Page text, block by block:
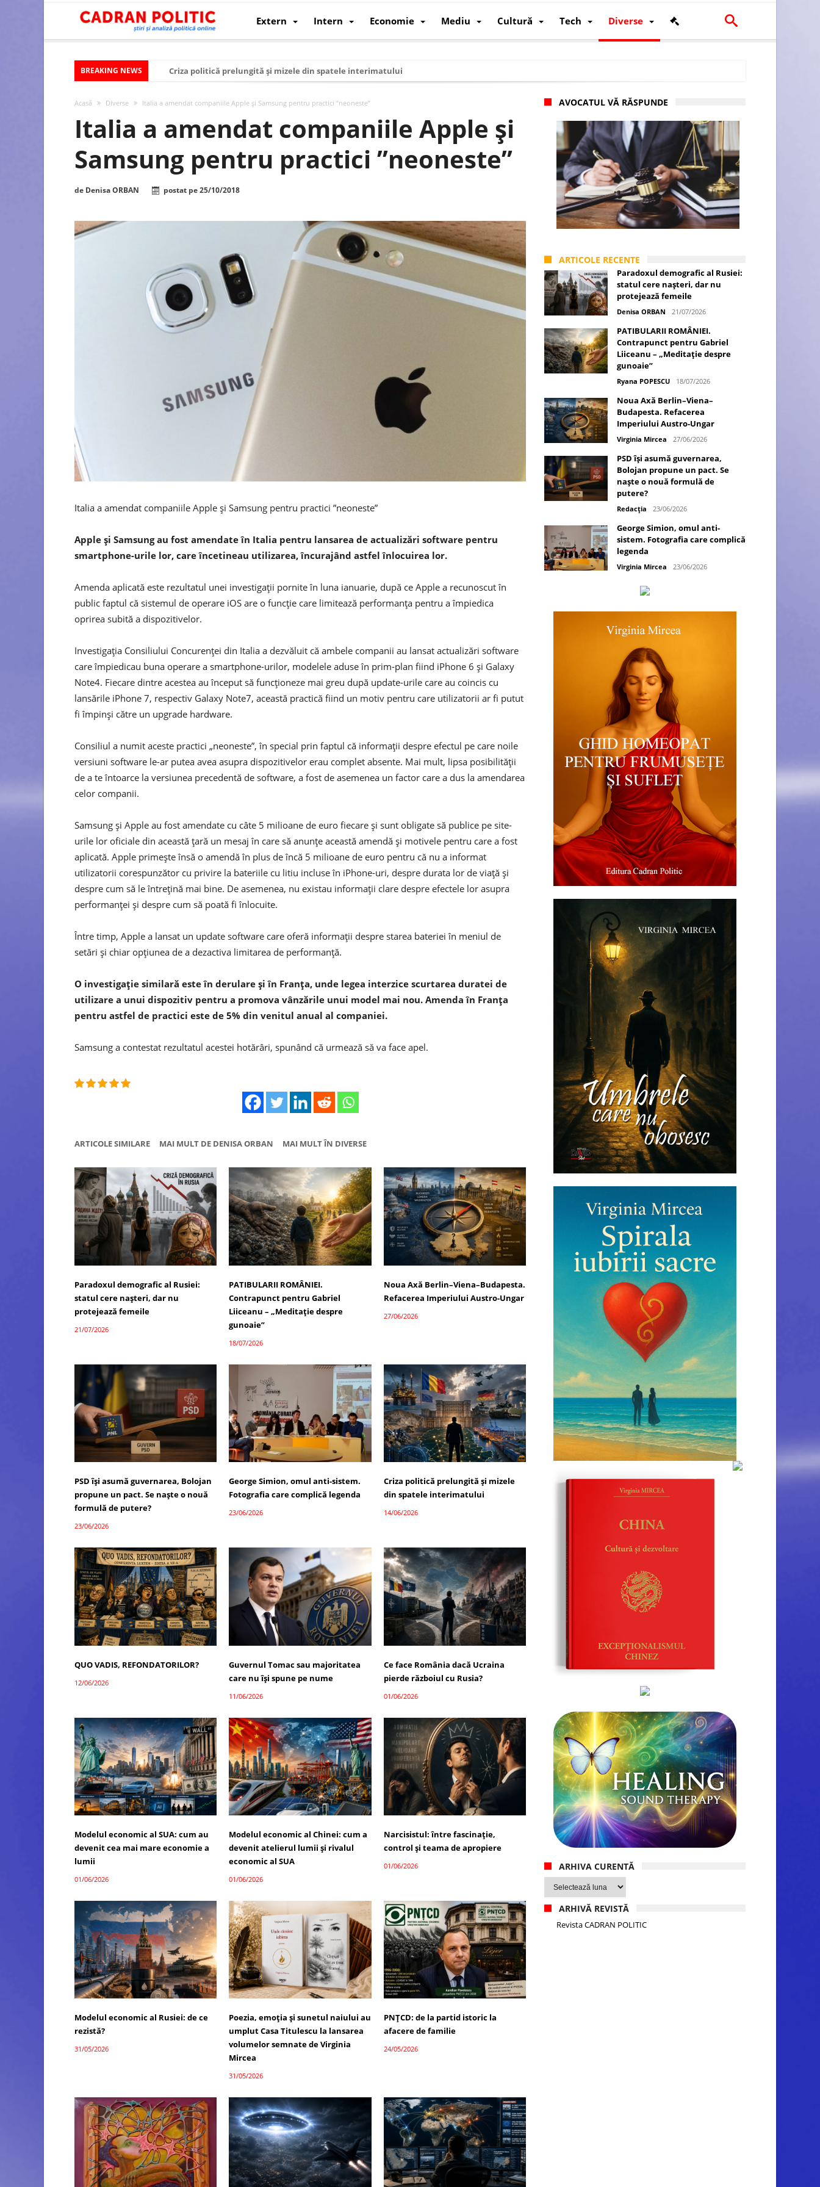
Extern Intern Economie Mediu Cultură Tech Diverse
BREAKING NEWS
Criza politică prelungită și mizele din spatele interimatului
Modelul economic al Rusiei: de ce rezistă?
Occidentul obosit și Estul care revine: o realitate pe care România o simte, nu o spune
Viitorul României în Uniunea Europeană. Ce ne așteaptă? – O analiză structurală a demografiei, fiscalității și poziției României în U.E.
România – ROExit pentru a supraviețui ca țară
Huawei dezvoltă un nou cip AI pentru a înlocui Nvidia
SUA și UE se îndepărtează de agenda climatică în sectorul energetic
Acasă Diverse Italia a amendat companiile Apple şi Samsung pentru practici ”neoneste”
Italia a amendat companiile Apple şi
Samsung pentru practici ”neoneste”
de Denisa ORBAN postat pe25/10/2018
Italia a amendat companiile Apple şi Samsung pentru practici ”neoneste”
Apple şi Samsung au fost amendate în Italia pentru lansarea de actualizări software pentru
smartphone-urile lor, care încetineau utilizarea, încurajând astfel înlocuirea lor.
Amenda aplicată este rezultatul unei investigaţii pornite în luna ianuarie, după ce Apple a recunoscut în
public faptul că sistemul de operare iOS are o funcţie care limitează performanţa pentru a împiedica
oprirea subită a dispozitivelor.
Investigaţia Consiliului Concurenţei din Italia a dezvăluit că ambele companii au lansat actualizări software
care împiedicau buna operare a smartphone-urilor, modelele aduse în prim-plan fiind iPhone 6 şi Galaxy
Note4. Fiecare dintre acestea au început să funcţioneze mai greu după update-urile care au coincis cu
lansările iPhone 7, respectiv Galaxy Note7, această practică fiind un motiv pentru care utilizatorii ar fi putut
fi împinşi către un upgrade hardware.
Consiliul a numit aceste practici „neoneste”, în special prin faptul că informaţii despre efectul pe care noile
versiuni software le-ar putea avea asupra dispozitivelor erau complet absente. Mai mult, lipsa posibilităţii
de a te întoarce la versiunea precedentă de software, a fost de asemenea un factor care a dus la amendarea
celor companii.
Samsung şi Apple au fost amendate cu câte 5 milioane de euro fiecare şi sunt obligate să publice pe site-
urile lor oficiale din această ţară un mesaj în care să anunţe această amendă şi motivele pentru care a fost
aplicată. Apple primeşte însă o amendă în plus de încă 5 milioane de euro pentru că nu a informat
utilizatorii corespunzător cu privire la bateriile cu litiu incluse în iPhone-uri, despre durata lor de viaţă şi
despre cum să le întreţină mai bine. De asemenea, nu existau informaţii clare despre efectele lor asupra
performanţei şi despre cum să poată fi înlocuite.
Între timp, Apple a lansat un update software care oferă informaţii despre starea bateriei în meniul de
setări şi chiar opţiunea de a dezactiva limitarea de performanţă.
O investigaţie similară este în derulare şi în Franţa, unde legea interzice scurtarea duratei de
utilizare a unui dispozitiv pentru a promova vânzările unui model mai nou. Amenda în Franţa
pentru astfel de practici este de 5% din venitul anual al companiei.
Samsung a contestat rezultatul acestei hotărâri, spunând că urmează să va face apel.
ARTICOLE SIMILARE MAI MULT DE DENISA ORBAN MAI MULT ÎN DIVERSE
Paradoxul demografic al Rusiei:
statul cere nașteri, dar nu
protejează femeile
21/07/2026
PATIBULARII ROMÂNIEI.
Contrapunct pentru Gabriel
Liiceanu – „Meditație despre
gunoaie”
18/07/2026
Noua Axă Berlin–Viena–Budapesta.
Refacerea Imperiului Austro-Ungar
27/06/2026
PSD își asumă guvernarea, Bolojan
propune un pact. Se naște o nouă
formulă de putere?
23/06/2026
George Simion, omul anti-sistem.
Fotografia care complică legenda
23/06/2026
Criza politică prelungită și mizele
din spatele interimatului
14/06/2026
QUO VADIS, REFONDATORILOR?
12/06/2026
Guvernul Tomac sau majoritatea
care nu își spune pe nume
11/06/2026
Ce face România dacă Ucraina
pierde războiul cu Rusia?
01/06/2026
Modelul economic al SUA: cum au
devenit cea mai mare economie a
lumii
01/06/2026
Modelul economic al Chinei: cum a
devenit atelierul lumii și rivalul
economic al SUA
01/06/2026
Narcisistul: între fascinație,
control și teama de apropiere
01/06/2026
Modelul economic al Rusiei: de ce
rezistă?
31/05/2026
Poezia, emoția și sunetul naiului au
umplut Casa Titulescu la lansarea
volumelor semnate de Virginia
Mircea
31/05/2026
PNȚCD: de la partid istoric la
afacere de familie
24/05/2026
AVOCATUL VĂ RĂSPUNDE
ARTICOLE RECENTE
Paradoxul demografic al Rusiei:
statul cere nașteri, dar nu
protejează femeile
Denisa ORBAN 21/07/2026
PATIBULARII ROMÂNIEI.
Contrapunct pentru Gabriel
Liiceanu – „Meditație despre
gunoaie”
Ryana POPESCU 18/07/2026
Noua Axă Berlin–Viena–
Budapesta. Refacerea
Imperiului Austro-Ungar
Virginia Mircea 27/06/2026
PSD își asumă guvernarea,
Bolojan propune un pact. Se
naște o nouă formulă de
putere?
Redacția 23/06/2026
George Simion, omul anti-
sistem. Fotografia care complică
legenda
Virginia Mircea 23/06/2026
ARHIVA CURENTĂ
Arhiva
curentă
ARHIVĂ REVISTĂ
Revista CADRAN POLITIC